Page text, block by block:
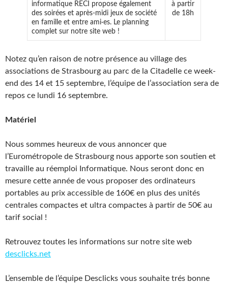
informatique RECI propose également
des soirées et après-midi jeux de société
en famille et entre ami·es. Le planning
complet sur notre site web !
à partir
de 18h
Notez qu’en raison de notre présence au village des
associations de Strasbourg au parc de la Citadelle ce week-
end des 14 et 15 septembre, l’équipe de l’association sera de
repos ce lundi 16 septembre.
Matériel
Nous sommes heureux de vous annoncer que
l’Eurométropole de Strasbourg nous apporte son soutien et
travaille au réemploi Informatique. Nous seront donc en
mesure cette année de vous proposer des ordinateurs
portables au prix accessible de 160€ en plus des unités
centrales compactes et ultra compactes à partir de 50€ au
tarif social !
Retrouvez toutes les informations sur notre site web
desclicks.net
L’ensemble de l’équipe Desclicks vous souhaite trés bonne